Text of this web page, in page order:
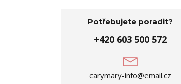
Potřebujete poradit?
+420 603 500 572
carymary-info@email.cz